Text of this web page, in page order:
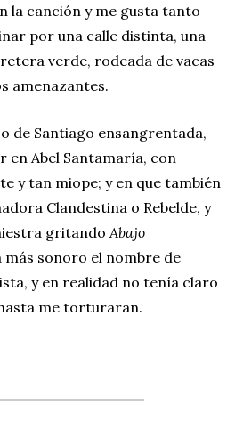
la canción y me gusta tanto
por una calle distinta, una
verde, rodeada de vacas
amenazantes.
de Santiago ensangrentada,
en Abel Santamaría, con
y tan miope; y en que también
Clandestina o Rebelde, y
gritando Abajo
más sonoro el nombre de
y en realidad no tenía claro
me torturaran.